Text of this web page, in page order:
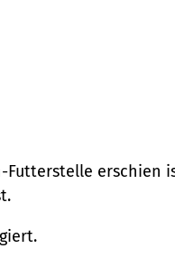
erschien